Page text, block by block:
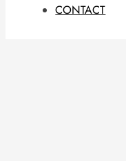
CONTACT